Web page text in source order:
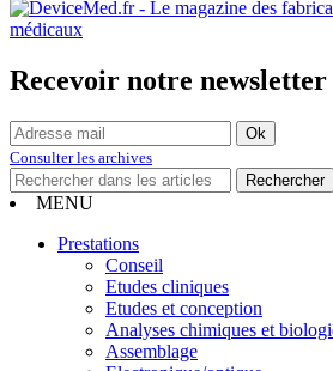
Recevoir notre newsletter
Consulter les archives
MENU
Prestations
Conseil
Etudes cliniques
Etudes et conception
Analyses chimiques et
Assemblage